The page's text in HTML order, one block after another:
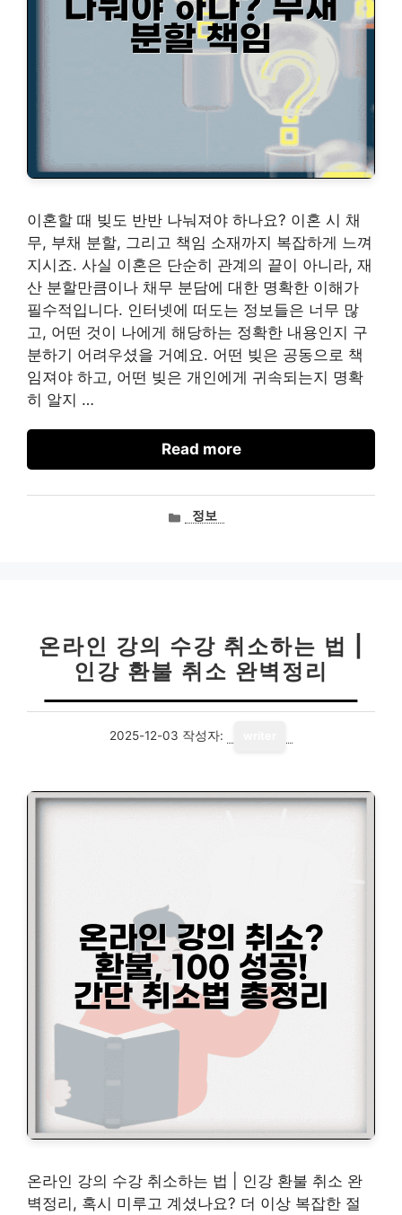
이혼할 때 빚도 반반 나눠져야 하나요? 이혼 시 채
무, 부채 분할, 그리고 책임 소재까지 복잡하게 느껴
지시죠. 사실 이혼은 단순히 관계의 끝이 아니라, 재
산 분할만큼이나 채무 분담에 대한 명확한 이해가
필수적입니다. 인터넷에 떠도는 정보들은 너무 많
고, 어떤 것이 나에게 해당하는 정확한 내용인지 구
분하기 어려우셨을 거예요. 어떤 빚은 공동으로 책
임져야 하고, 어떤 빚은 개인에게 귀속되는지 명확
히 알지 …
Read more
카정보
온라인 강의 수강 취소하는 법 |
인강 환불 취소 완벽정리
2025-12-03 작성자:
온라인 강의 수강 취소하는 법 | 인강 환불 취소 완
벽정리, 혹시 미루고 계셨나요? 더 이상 복잡한 절